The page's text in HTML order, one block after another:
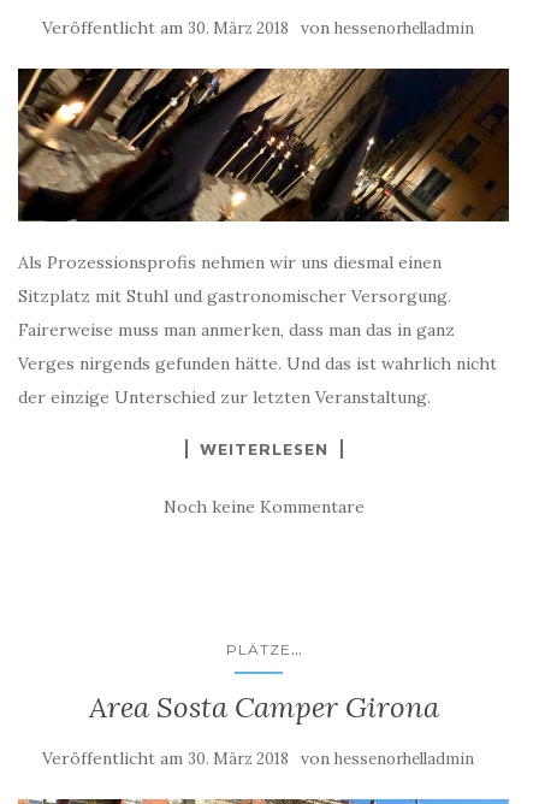
Veröffentlicht am 30. März 2018 von hessenorhelladmin
Als Prozessionsprofis nehmen wir uns diesmal einen
Sitzplatz mit Stuhl und gastronomischer Versorgung.
Fairerweise muss man anmerken, dass man das in ganz
Verges nirgends gefunden hätte. Und das ist wahrlich nicht
der einzige Unterschied zur letzten Veranstaltung.
WEITERLESEN
Noch keine Kommentare
PLÄTZE ...
Area Sosta Camper Girona
Veröffentlicht am 30. März 2018 von hessenorhelladmin